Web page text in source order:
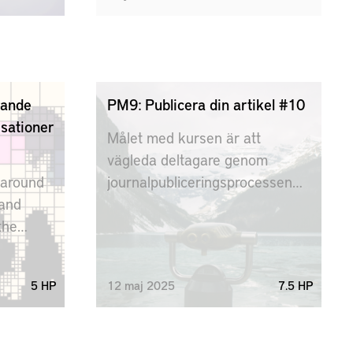
responsibility for sustainable
development. Professional
engineering codes of ethics and
major research ethical
declarations will be introduced.
5 HP
PM9: Publicera din artikel #10
Målet med kursen är att
vägleda deltagare genom
journalpubliceringsprocessen
med en egen artikel.
12 maj 2025 7.5 HP